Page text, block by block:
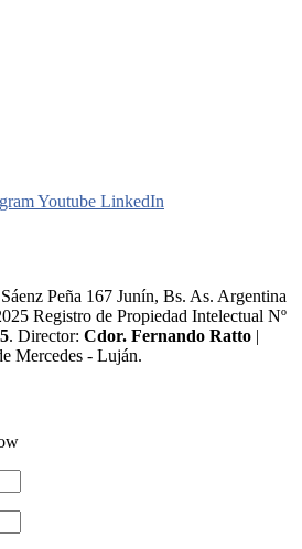
Youtube LinkedIn
Peña 167 Junín, Bs. As. Argentina
Registro de Propiedad Intelectual Nº
. Director:​ Cdor. Fernando Ratto |
Mercedes - Luján.